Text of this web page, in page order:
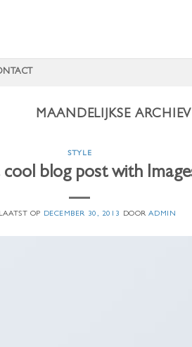
MAANDELIJKSE
STYLE
cool blog post with
OP DECEMBER 30, 2013 DOORADMIN